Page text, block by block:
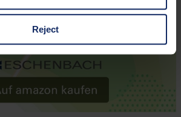
to the U.S.A.
the use of non-essential cookies by
all" button or change your mind by
You can access your settings at any
cookies at any time (in the Privacy
Reject